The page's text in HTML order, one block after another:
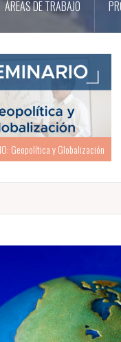
ÁREAS DE TRABAJO
Academia de Gobernanza